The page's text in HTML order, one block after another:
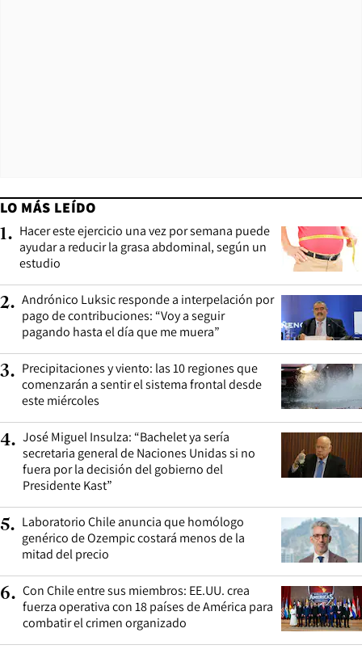
LO MÁS LEÍDO
1. Hacer este ejercicio una vez por semana puede
ayudar a reducir la grasa abdominal, según un
estudio
2. Andrónico Luksic responde a interpelación por
pago de contribuciones: “Voy a seguir
pagando hasta el día que me muera”
3. Precipitaciones y viento: las 10 regiones que
comenzarán a sentir el sistema frontal desde
este miércoles
4. José Miguel Insulza: “Bachelet ya sería
secretaria general de Naciones Unidas si no
fuera por la decisión del gobierno del
Presidente Kast”
5. Laboratorio Chile anuncia que homólogo
genérico de Ozempic costará menos de la
mitad del precio
6. Con Chile entre sus miembros: EE.UU. crea
fuerza operativa con 18 países de América para
combatir el crimen organizado